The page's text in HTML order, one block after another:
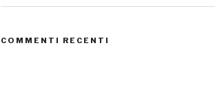
COMMENTI RECENTI